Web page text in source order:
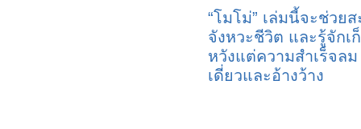
“โมโม่” เล่มนี้จะช่วย
จังหวะชีวิต และรู้จักเ
หวังแต่ความสำเร็จล
เดี่ยวและอ้างว้าง